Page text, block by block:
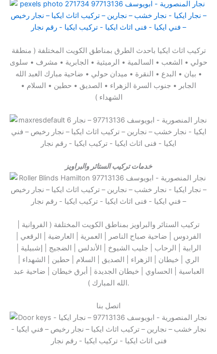
تركيب اثاث ايكيا باحدث الطرق بمناطق الكويت المختلفة ( منطقة
حولي • الشعب • السالمية • الرميثية • الجابرية • مشرف • سلوى
• بيان • البدع • النقرة • ميدان حولي • ضاحية مبارك العبد الله
الجابر • جنوب السرة الزهراء • الصديق • حطين • السلام •
الشهداء )
خدمات تركيب الستائر والبراويز
تركيب الستائر والبراويز بمناطق الكويت المختلفة ( الفروانية |
الفردوس | ضاحية صباح الناصر | العمرية | العارضية | الرقعي |
الرابية | الرحاب | جليب الشيوخ | الأندلس | الضجيج | إشبيلية |
الري | خيطان | الزهراء | الصديق | السلام | حطين | الشهداء |
العباسية | الحساوي | خيطان الجديدة | أبرق خيطان | ضاحية عبد
الله المبارك ).
اتصل بنا